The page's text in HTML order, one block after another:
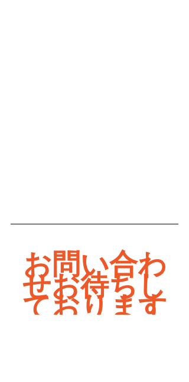
お問い合わ
せお待ちし
ております